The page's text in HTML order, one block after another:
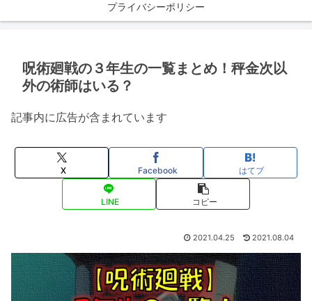
プライバシーポリシー
呪術廻戦の３年生の一覧まとめ！秤金次以
外の術師はいる？
記事内に広告が含まれています
X Facebook はてブ
LINE コピー
2021.04.25 2021.08.04